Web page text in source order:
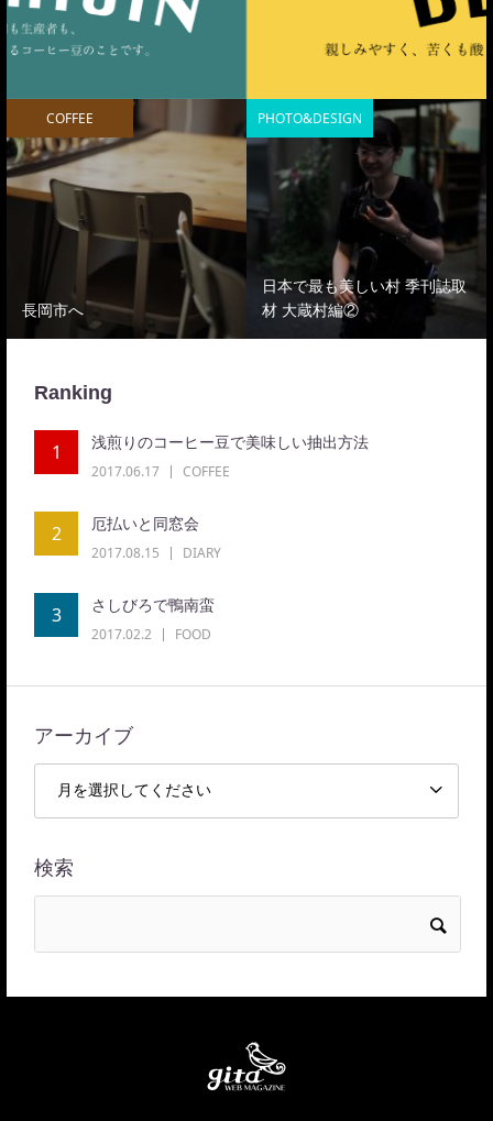
COFFEE
長岡市へ
PHOTO&DESIGN
日本で最も美しい村 季刊誌取
材 大蔵村編②
Ranking
1 浅煎りのコーヒー豆で美味しい抽出方法
2017.06.17 COFFEE
2 厄払いと同窓会
2017.08.15 DIARY
3 さしびろで鴨南蛮
2017.02.2 FOOD
アーカイブ
検索